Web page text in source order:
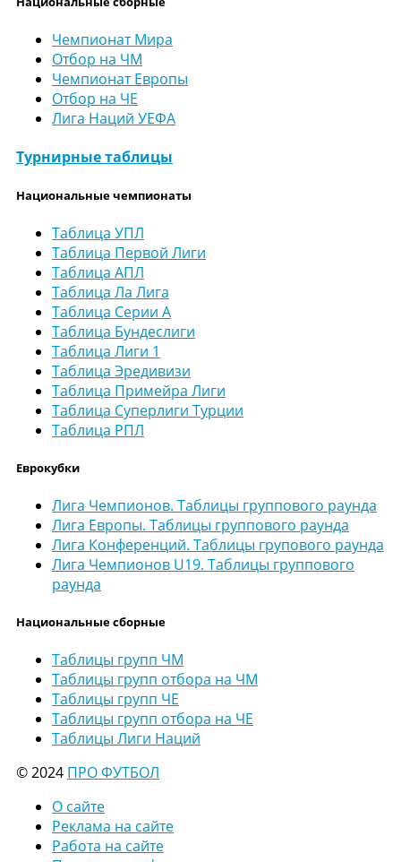
Чемпионат Мира
Отбор на ЧМ
Чемпионат Европы
Отбор на ЧЕ
Лига Наций УЕФА
Турнирные таблицы
Национальные чемпионаты
Таблица УПЛ
Таблица Первой Лиги
Таблица АПЛ
Таблица Ла Лига
Таблица Серии А
Таблица Бундеслиги
Таблица Лиги 1
Таблица Эредивизи
Таблица Примейра Лиги
Таблица Суперлиги Турции
Таблица РПЛ
Еврокубки
Лига Чемпионов. Таблицы группового раунда
Лига Европы. Таблицы группового раунда
Лига Конференций. Таблицы групового раунда
Лига Чемпионов U19. Таблицы группового
раунда
Национальные сборные
Таблицы групп ЧМ
Таблицы групп отбора на ЧМ
Таблицы групп ЧЕ
Таблицы групп отбора на ЧЕ
Таблицы Лиги Наций
© 2024 ПРО ФУТБОЛ
О сайте
Реклама на сайте
Работа на сайте